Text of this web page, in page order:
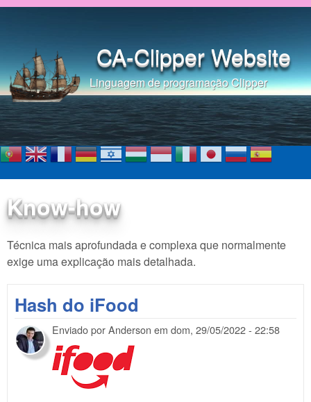
Pular para o conteúdo
CA-Clipper Website
Linguagem de programação Clipper
Know-how
Técnica mais aprofundada e complexa que normalmente
exige uma explicação mais detalhada.
Hash do iFood
Enviado porAnderson em dom, 29/05/2022 - 22:58